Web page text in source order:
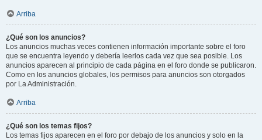
Arriba
¿Qué son los anuncios?
Los anuncios muchas veces contienen información importante sobre el foro
que se encuentra leyendo y debería leerlos cada vez que sea posible. Los
anuncios aparecen al principio de cada página en el foro donde se publicaron.
Como en los anuncios globales, los permisos para anuncios son otorgados
por La Administración.
Arriba
¿Qué son los temas fijos?
Los temas fijos aparecen en el foro por debajo de los anuncios y solo en la